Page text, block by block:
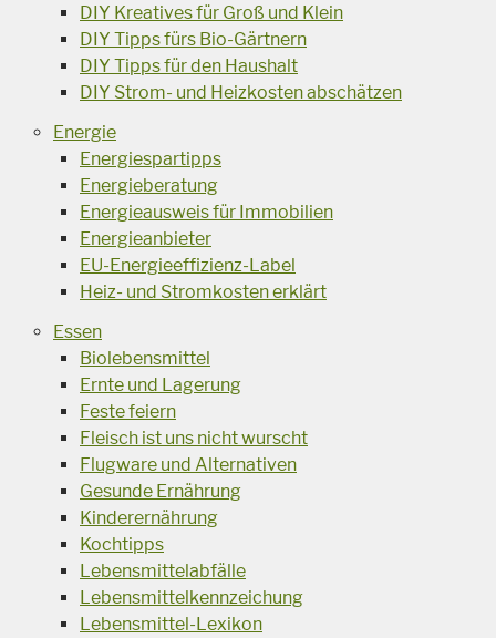
DIY Kreatives für Groß und Klein
DIY Tipps fürs Bio-Gärtnern
DIY Tipps für den Haushalt
DIY Strom- und Heizkosten abschätzen
Energie
Energiespartipps
Energieberatung
Energieausweis für Immobilien
Energieanbieter
EU-Energieeffizienz-Label
Heiz- und Stromkosten erklärt
Essen
Biolebensmittel
Ernte und Lagerung
Feste feiern
Fleisch ist uns nicht wurscht
Flugware und Alternativen
Gesunde Ernährung
Kinderernährung
Kochtipps
Lebensmittelabfälle
Lebensmittelkennzeichung
Lebensmittel-Lexikon